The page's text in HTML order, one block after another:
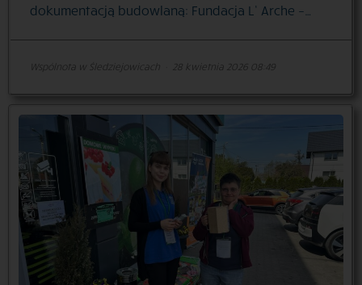
dokumentacją budowlaną: Fundacja L’ Arche –…
Wspólnota w Śledziejowicach 28 kwietnia 2026 08:49